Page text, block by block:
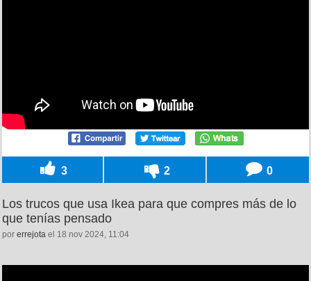
3 2 0
Los trucos que usa Ikea para que compres más de lo
que tenías pensado
por errejota el 18 nov 2024, 11:04